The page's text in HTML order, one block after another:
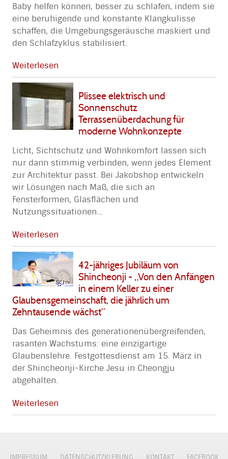
Baby helfen können, besser zu schlafen, indem sie
eine beruhigende und konstante Klangkulisse
schaffen, die Umgebungsgeräusche maskiert und
den Schlafzyklus stabilisiert.
Weiterlesen
Plissee elektrisch und
Sonnenschutz
Terrassenüberdachung für
moderne Wohnkonzepte
Licht, Sichtschutz und Wohnkomfort lassen sich
nur dann stimmig verbinden, wenn jedes Element
zur Architektur passt. Bei Jakobshop entwickeln
wir Lösungen nach Maß, die sich an
Fensterformen, Glasflächen und
Nutzungssituationen…
Weiterlesen
42-jähriges Jubiläum von
Shincheonji - „Von den Anfängen
in einem Keller zu einer
Glaubensgemeinschaft, die jährlich um
Zehntausende wächst“
Das Geheimnis des generationenübergreifenden,
rasanten Wachstums: eine einzigartige
Glaubenslehre. Festgottesdienst am 15. März in
der Shincheonji-Kirche Jesu in Cheongju
abgehalten.
Weiterlesen
IMPRESSUM DATENSCHUTZKLERUNG KONTAKT FACEBOOK